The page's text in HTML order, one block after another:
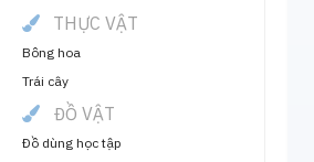
THỰC VẬT
Bông hoa
Trái cây
ĐỒ VẬT
Đồ dùng học tập